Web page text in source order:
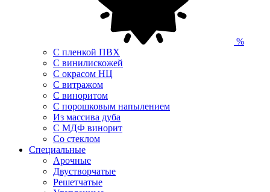
%
С пленкой ПВХ
С винилискожей
С окрасом НЦ
С витражом
С виноритом
С порошковым напылением
Из массива дуба
С МДФ винорит
Со стеклом
Специальные
Арочные
Двустворчатые
Решетчатые